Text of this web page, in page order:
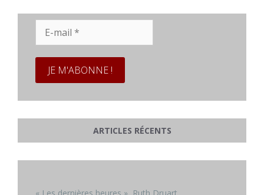
mail
ARTICLES RÉCENTS
« Les dernières heures », Ruth Druart